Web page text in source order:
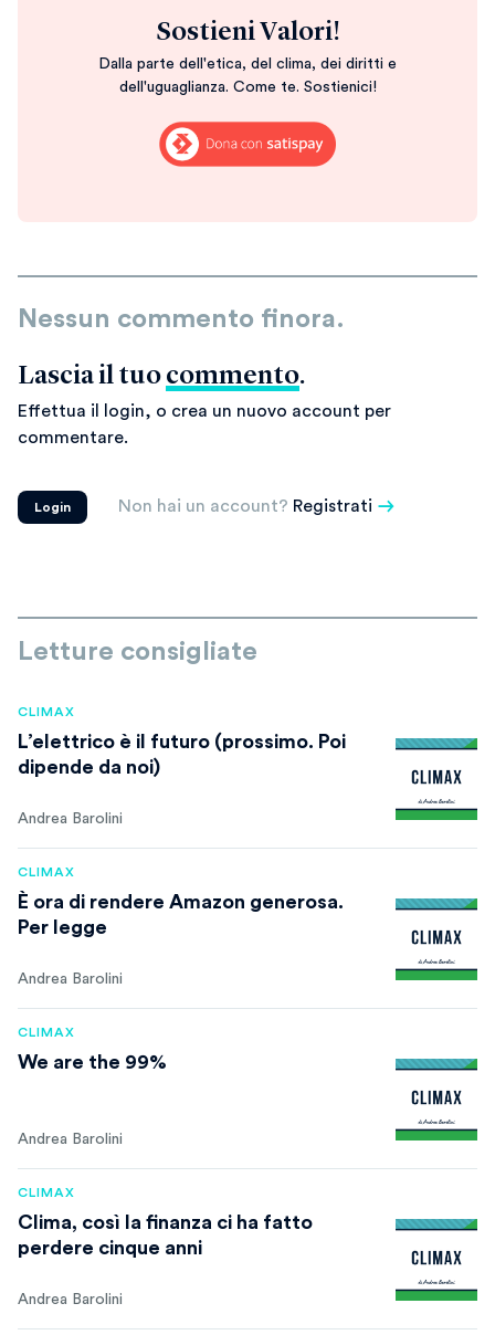
Sostieni Valori!
Dalla parte dell'etica, del clima, dei diritti e
dell'uguaglianza. Come te. Sostienici!
Nessun commento finora.
Lascia il tuo commento.
Effettua il login, o crea un nuovo account per
commentare.
Login Non hai un account? Registrati
Letture consigliate
CLIMAX
L’elettrico è il futuro (prossimo. Poi
dipende da noi)
Andrea Barolini
CLIMAX
È ora di rendere Amazon generosa.
Per legge
Andrea Barolini
CLIMAX
We are the 99%
Andrea Barolini
CLIMAX
Clima, così la finanza ci ha fatto
perdere cinque anni
Andrea Barolini